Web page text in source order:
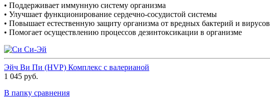
• Поддерживает иммунную систему организма
• Улучшает функционирование сердечно-сосудистой системы
• Повышает естественную защиту организма от вредных бактерий и вирусов
• Помогает осуществлению процессов дезинтоксикации в организме
Эйч Ви Пи (HVP) Комплекс с валерианой
1 045 руб.
В папку сравнения